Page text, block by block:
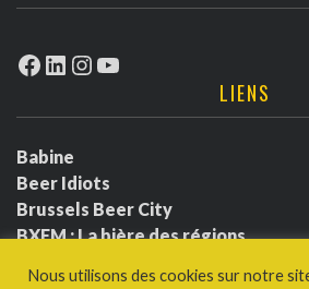
Facebook
LinkedIn
Instagram
YouTube
LIENS
Babine
Beer Idiots
Brussels Beer City
BXFM : La bière des régions
Nous utilisons des cookies sur notre